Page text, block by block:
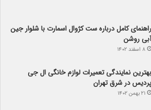
راهنمای کامل درباره ست کژوال اسمارت با شلوار جین
آبی روشن
۸ اسفند ۱۴۰۲
بهترین نمایندگی تعمیرات لوازم خانگی ال جی
پردیس در شرق تهران
۲۱ بهمن ۱۴۰۲